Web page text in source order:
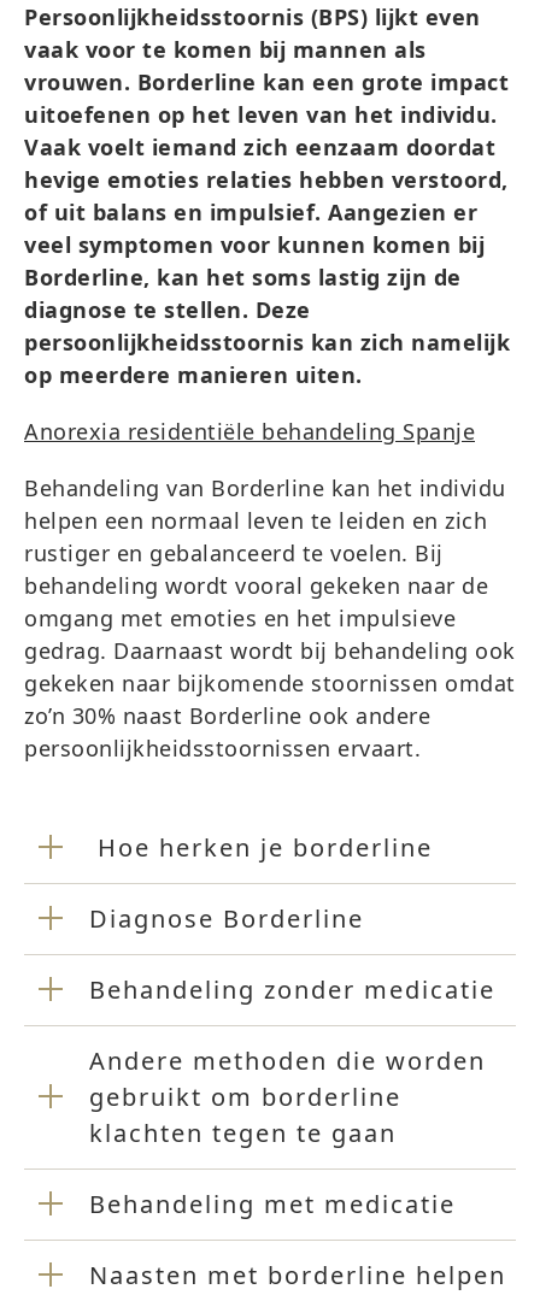
Persoonlijkheidsstoornis (BPS) lijkt even
vaak voor te komen bij mannen als
vrouwen. Borderline kan een grote impact
uitoefenen op het leven van het individu.
Vaak voelt iemand zich eenzaam doordat
hevige emoties relaties hebben verstoord,
of uit balans en impulsief. Aangezien er
veel symptomen voor kunnen komen bij
Borderline, kan het soms lastig zijn de
diagnose te stellen. Deze
persoonlijkheidsstoornis kan zich namelijk
op meerdere manieren uiten.
Anorexia residentiële behandeling Spanje
Behandeling van Borderline kan het individu
helpen een normaal leven te leiden en zich
rustiger en gebalanceerd te voelen. Bij
behandeling wordt vooral gekeken naar de
omgang met emoties en het impulsieve
gedrag. Daarnaast wordt bij behandeling ook
gekeken naar bijkomende stoornissen omdat
zo’n 30% naast Borderline ook andere
persoonlijkheidsstoornissen ervaart.
Hoe herken je borderline
Diagnose Borderline
Behandeling zonder medicatie
Andere methoden die worden
gebruikt om borderline
klachten tegen te gaan
Behandeling met medicatie
Naasten met borderline helpen